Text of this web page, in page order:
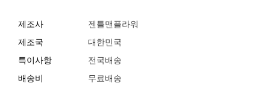
제조사
젠틀맨플라워
제조국
대한민국
특이사항
전국배송
배송비
무료배송